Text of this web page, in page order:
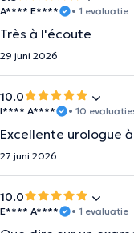
A**** E**** • 1 evaluatie
Très à l'écoute
29 juni 2026
10.0
I**** A**** • 10
Excellente urologue
27 juni 2026
10.0
E**** A**** • 1 evaluatie